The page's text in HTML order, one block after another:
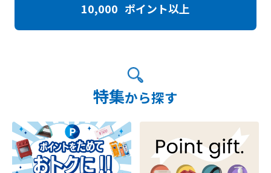
10,000 ポイント以上
特集から探す